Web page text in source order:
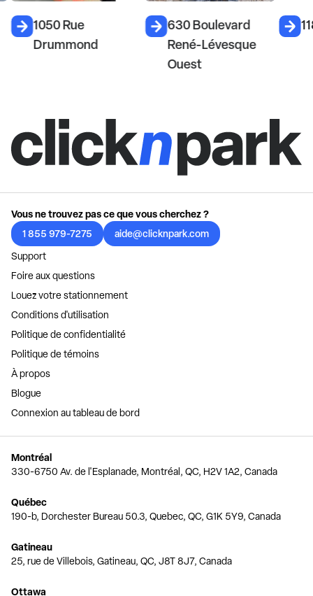
1050 Rue
Drummond
630 Boulevard
René-Lévesque
Ouest
Vous ne trouvez pas ce que vous cherchez ?
1 855 979-7275
aide@clicknpark.com
Support
Foire aux questions
Louez votre stationnement
Conditions d'utilisation
Politique de confidentialité
Politique de témoins
À propos
Blogue
Connexion au tableau de bord
Montréal
330-6750 Av. de l'Esplanade, Montréal, QC, H2V 1A2, Canada
Québec
190-b, Dorchester Bureau 50.3, Quebec, QC, G1K 5Y9, Canada
Gatineau
25, rue de Villebois, Gatineau, QC, J8T 8J7, Canada
Ottawa